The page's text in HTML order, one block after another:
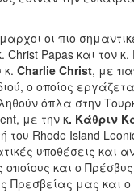
οι πιο
Christ Papas και τον κ.
κ. Charlie Christ, με
ο οποίος
όπλα στην
, με την κ. Κάθριν
του Rhode Island
υποθέσεις
και ο
Πρεσβείας μας και